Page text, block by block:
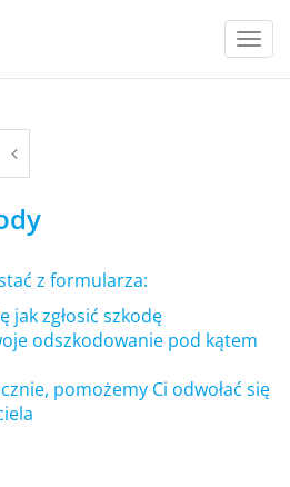
z formularza:
jak zgłosić szkodę
odszkodowanie pod kątem
pomożemy Ci odwołać się